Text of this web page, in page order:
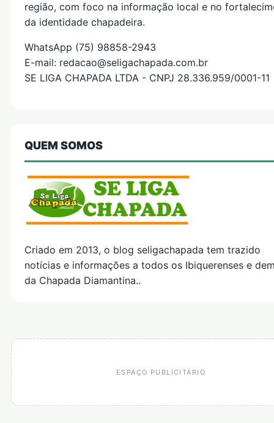
região, com foco na informação local e no
da identidade chapadeira.
WhatsApp (75) 98858-2943
E-mail: redacao@seligachapada.com.br
SE LIGA CHAPADA LTDA - CNPJ 28.336.959/0001-11
QUEM SOMOS
Criado em 2013, o blog seligachapada tem trazido
notícias e informações a todos os Ibiquerenses e
da Chapada Diamantina..
ESPAÇO PUBLICITÁRIO